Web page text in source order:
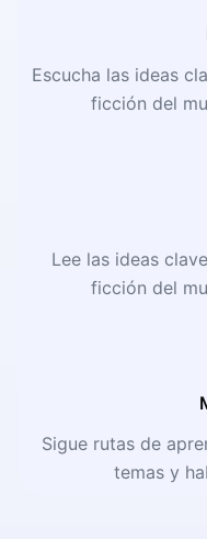
Escucha las ideas
ficción del
Lee las ideas
ficción del
Sigue rutas de
temas y